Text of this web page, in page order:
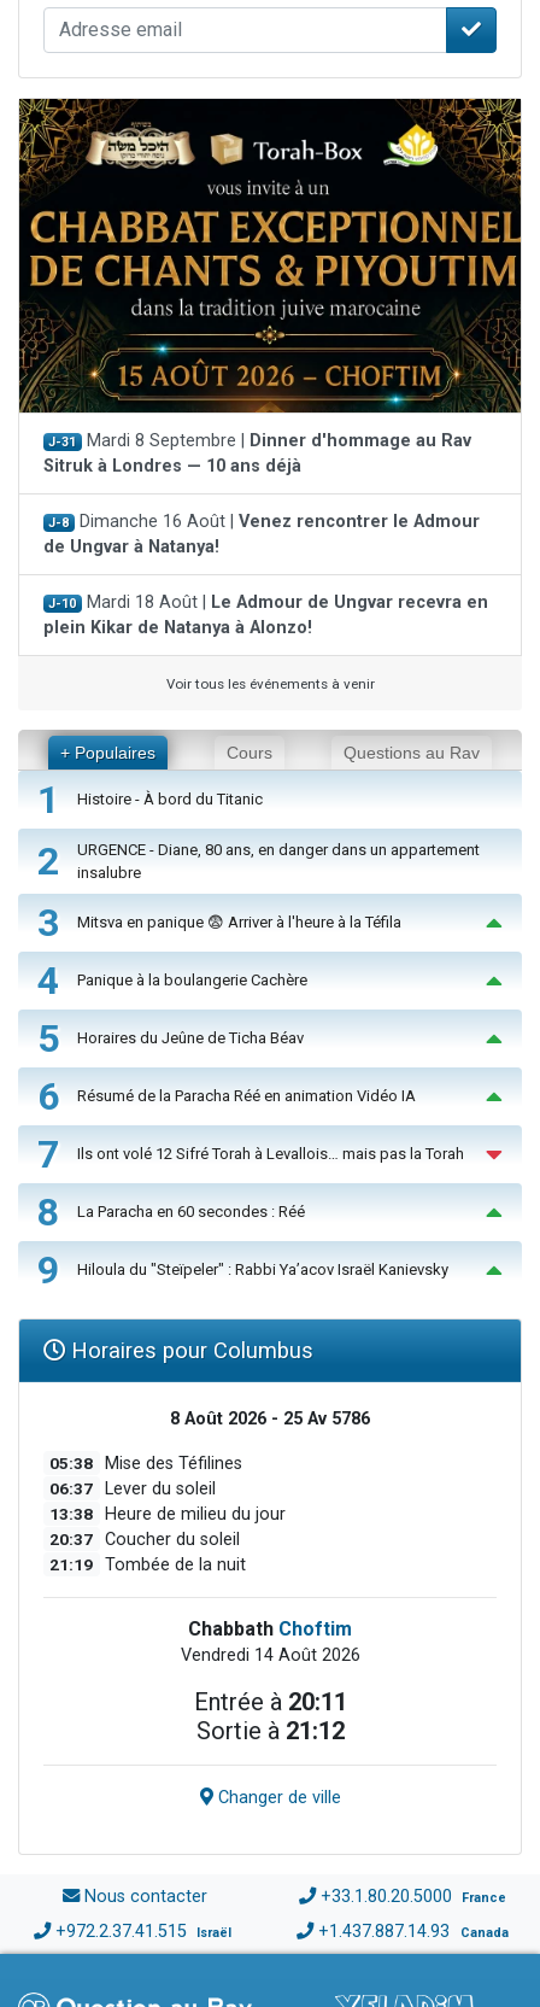
J-31 Mardi 8 Septembre |
Dinner d'hommage au Rav
Sitruk à Londres — 10 ans déjà
J-8 Dimanche 16 Août | Venez rencontrer le Admour
de Ungvar à Natanya!
J-10 Mardi 18 Août |
Le Admour de Ungvar recevra en
plein Kikar de Natanya à Alonzo!
Voir tous les événements à venir
+ Populaires Cours Questions au Rav
1 Histoire - À bord du Titanic
2
URGENCE - Diane, 80 ans, en danger dans un appartement
insalubre
3 Mitsva en panique 😨 Arriver à l'heure à la Téfila
4 Panique à la boulangerie Cachère
5 Horaires du Jeûne de Ticha Béav
6 Résumé de la Paracha Réé en animation Vidéo IA
7 Ils ont volé 12 Sifré Torah à Levallois… mais pas la Torah
8 La Paracha en 60 secondes : Réé
9 Hiloula du "Steïpeler" : Rabbi Ya’acov Israël Kanievsky
Horaires pour Columbus
8 Août 2026 - 25 Av 5786
05:38 Mise des Téfilines
06:37 Lever du soleil
13:38 Heure de milieu du jour
20:37 Coucher du soleil
21:19 Tombée de la nuit
Chabbath Choftim
Vendredi 14 Août 2026
Entrée à 20:11
Sortie à 21:12
Changer de ville
Nous contacter +33.1.80.20.5000 France
+972.2.37.41.515 Israël +1.437.887.14.93 Canada